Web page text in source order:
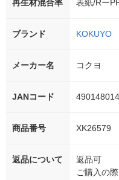
再生材混合率 表紙/Rー
ブランド KOKUYO
メーカー名 コクヨ
JANコード
商品番号 XK26579
返品について
返品可
ご購入の